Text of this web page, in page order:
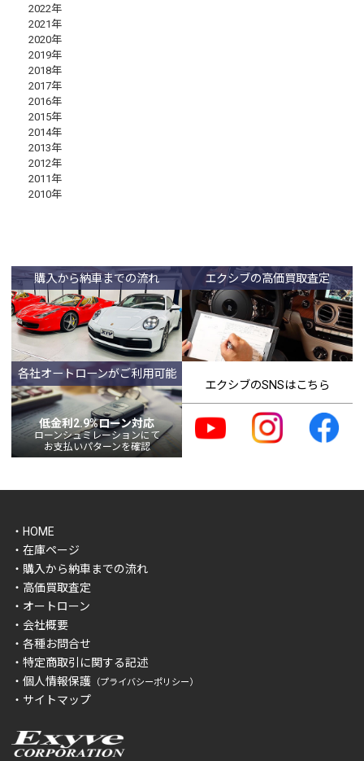
2022年
2021年
2020年
2019年
2018年
2017年
2016年
2015年
2014年
2013年
2012年
2011年
2010年
購入から納車までの流れ エクシブの高価買取査定
各社オートローンがご利用可能
低金利2.9%ローン対応
ローンシュミレーションにて
お支払いパターンを確認
エクシブのSNSはこちら
・HOME
・在庫ページ
・購入から納車までの流れ
・高価買取査定
・オートローン
・会社概要
・各種お問合せ
・特定商取引に関する記述
・個人情報保護 （プライバシーポリシー）
・サイトマップ